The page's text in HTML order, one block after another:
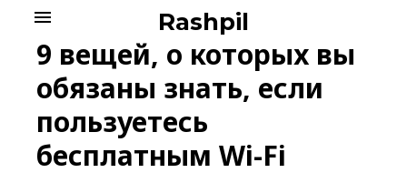
content
Rashpil
menu
9 вещей, о которых вы
обязаны знать, если
пользуетесь
бесплатным Wi-Fi